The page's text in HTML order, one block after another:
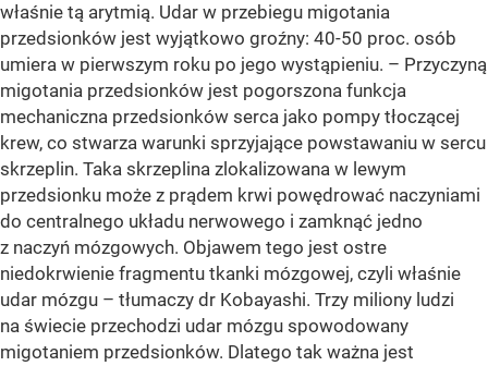
właśnie tą arytmią. Udar w przebiegu migotania
przedsionków jest wyjątkowo groźny: 40-50 proc. osób
umiera w pierwszym roku po jego wystąpieniu. – Przyczyną
migotania przedsionków jest pogorszona funkcja
mechaniczna przedsionków serca jako pompy tłoczącej
krew, co stwarza warunki sprzyjające powstawaniu w sercu
skrzeplin. Taka skrzeplina zlokalizowana w lewym
przedsionku może z prądem krwi powędrować naczyniami
do centralnego układu nerwowego i zamknąć jedno
z naczyń mózgowych. Objawem tego jest ostre
niedokrwienie fragmentu tkanki mózgowej, czyli właśnie
udar mózgu – tłumaczy dr Kobayashi. Trzy miliony ludzi
na świecie przechodzi udar mózgu spowodowany
migotaniem przedsionków. Dlatego tak ważna jest